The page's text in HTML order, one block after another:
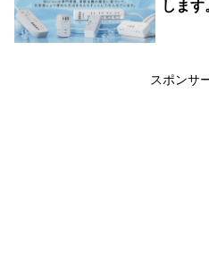
します
スポンサ